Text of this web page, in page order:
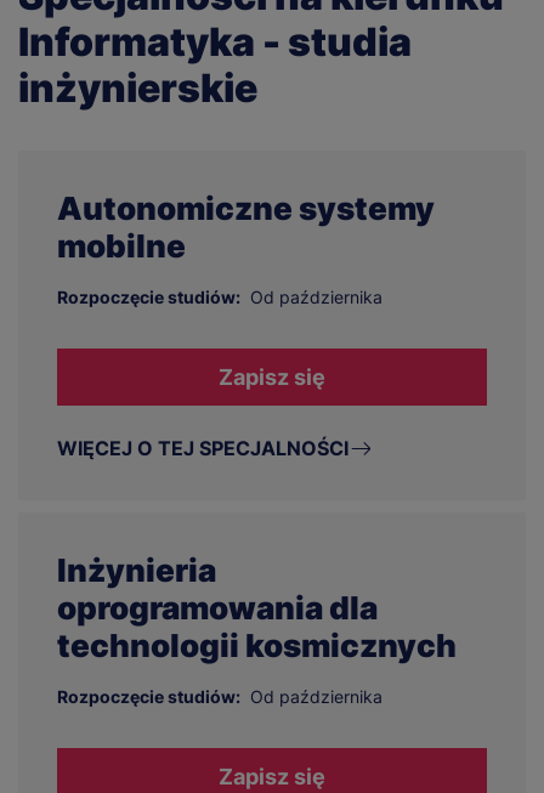
Informatyka - studia
inżynierskie
Autonomiczne systemy
mobilne
Rozpoczęcie studiów: Od października
Zapisz się
WIĘCEJ O TEJ SPECJALNOŚCI
Inżynieria
oprogramowania dla
technologii kosmicznych
Rozpoczęcie studiów: Od października
Zapisz się